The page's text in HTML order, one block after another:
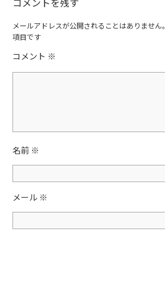
c
e
b
o
itt
er
メールアドレスが公開されることはありません。
項目です
コメント ※
名前 ※
メール ※